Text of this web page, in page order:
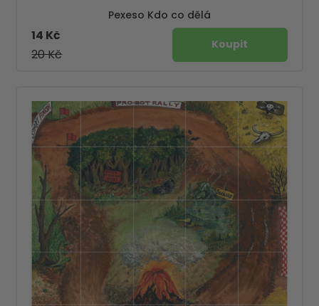
Pexeso Kdo co dělá
20 Kč
14 Kč